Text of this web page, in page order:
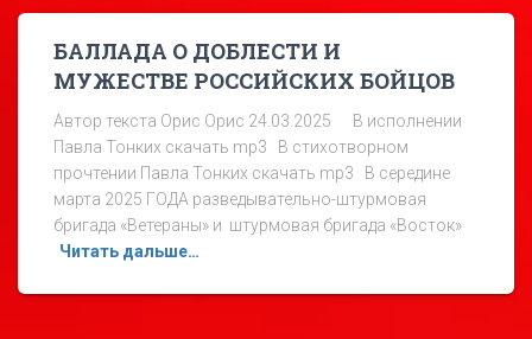
БАЛЛАДА О ДОБЛЕСТИ И
МУЖЕСТВЕ РОССИЙСКИХ БОЙЦОВ
Автор текста Орис Орис 24.03.2025 В исполнении
Павла Тонких скачать mp3 В стихотворном
прочтении Павла Тонких скачать mp3 В середине
марта 2025 ГОДА разведывательно-штурмовая
бригада «Ветераны» и штурмовая бригада «Восток»
Читать дальше…